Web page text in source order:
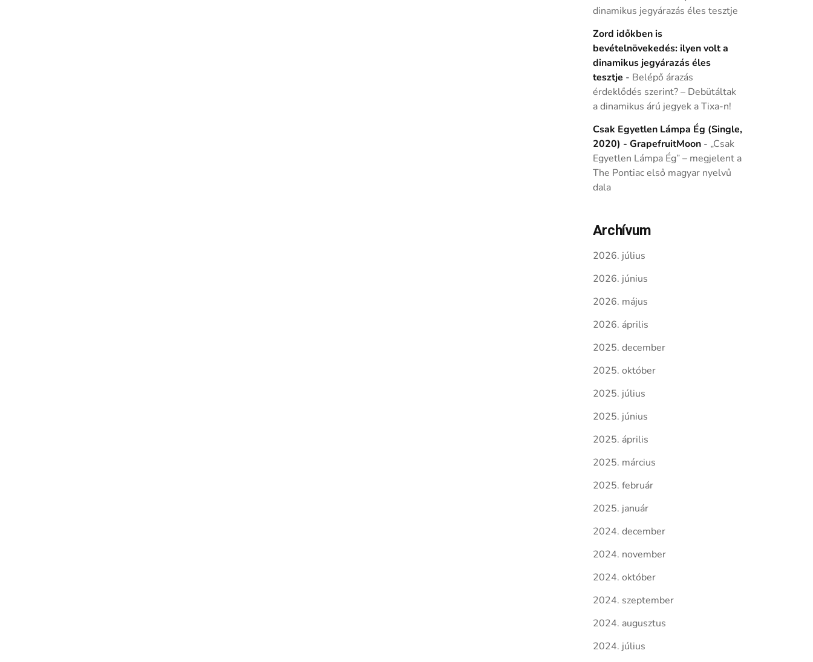
dinamikus jegyárazás éles tesztje
Zord időkben is
bevételnövekedés: ilyen volt a
dinamikus jegyárazás éles
tesztje - Belépő árazás
érdeklődés szerint? – Debütáltak
a dinamikus árú jegyek a Tixa-n!
Csak Egyetlen Lámpa Ég (Single,
2020) - GrapefruitMoon- „Csak
Egyetlen Lámpa Ég” – megjelent a
The Pontiac első magyar nyelvű
dala
Archívum
2026. július
2026. június
2026. május
2026. április
2025. december
2025. október
2025. július
2025. június
2025. április
2025. március
2025. február
2025. január
2024. december
2024. november
2024. október
2024. szeptember
2024. augusztus
2024. július